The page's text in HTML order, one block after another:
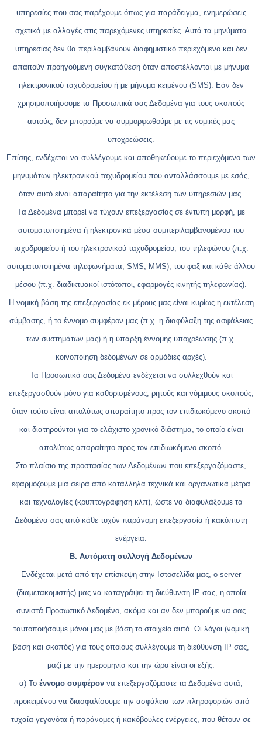
υπηρεσίες που σας παρέχουμε όπως για παράδειγμα, ενημερώσεις
σχετικά με αλλαγές στις παρεχόμενες υπηρεσίες. Αυτά τα μηνύματα
υπηρεσίας δεν θα περιλαμβάνουν διαφημιστικό περιεχόμενο και δεν
απαιτούν προηγούμενη συγκατάθεση όταν αποστέλλονται με μήνυμα
ηλεκτρονικού ταχυδρομείου ή με μήνυμα κειμένου (SMS). Εάν δεν
χρησιμοποιήσουμε τα Προσωπικά σας Δεδομένα για τους σκοπούς
αυτούς, δεν μπορούμε να συμμορφωθούμε με τις νομικές μας
υποχρεώσεις.
Επίσης, ενδέχεται να συλλέγουμε και αποθηκεύουμε το περιεχόμενο των
μηνυμάτων ηλεκτρονικού ταχυδρομείου που ανταλλάσσουμε με εσάς,
όταν αυτό είναι απαραίτητο για την εκτέλεση των υπηρεσιών μας.
Τα Δεδομένα μπορεί να τύχουν επεξεργασίας σε έντυπη μορφή, με
αυτοματοποιημένα ή ηλεκτρονικά μέσα συμπεριλαμβανομένου του
ταχυδρομείου ή του ηλεκτρονικού ταχυδρομείου, του τηλεφώνου (π.χ.
αυτοματοποιημένα τηλεφωνήματα, SMS, MMS), του φαξ και κάθε άλλου
μέσου (π.χ. διαδικτυακοί ιστότοποι, εφαρμογές κινητής τηλεφωνίας).
Η νομική βάση της επεξεργασίας εκ μέρους μας είναι κυρίως η εκτέλεση
σύμβασης, ή το έννομο συμφέρον μας (π.χ. η διαφύλαξη της ασφάλειας
των συστημάτων μας) ή η ύπαρξη έννομης υποχρέωσης (π.χ.
κοινοποίηση δεδομένων σε αρμόδιες αρχές).
Τα Προσωπικά σας Δεδομένα ενδέχεται να συλλεχθούν και
επεξεργασθούν μόνο για καθορισμένους, ρητούς και νόμιμους σκοπούς,
όταν τούτο είναι απολύτως απαραίτητο προς τον επιδιωκόμενο σκοπό
και διατηρούνται για το ελάχιστο χρονικό διάστημα, το οποίο είναι
απολύτως απαραίτητο προς τον επιδιωκόμενο σκοπό.
Στο πλαίσιο της προστασίας των Δεδομένων που επεξεργαζόμαστε,
εφαρμόζουμε μία σειρά από κατάλληλα τεχνικά και οργανωτικά μέτρα
και τεχνολογίες (κρυπτογράφηση κλπ), ώστε να διαφυλάξουμε τα
Δεδομένα σας από κάθε τυχόν παράνομη επεξεργασία ή κακόπιστη
ενέργεια.
Β. Αυτόματη συλλογή Δεδομένων
Ενδέχεται μετά από την επίσκεψη στην Ιστοσελίδα μας, ο server
(διαμετακομιστής) μας να καταγράψει τη διεύθυνση IP σας, η οποία
συνιστά Προσωπικό Δεδομένο, ακόμα και αν δεν μπορούμε να σας
ταυτοποιήσουμε μόνοι μας με βάση το στοιχείο αυτό. Οι λόγοι (νομική
βάση και σκοπός) για τους οποίους συλλέγουμε τη διεύθυνση IP σας,
μαζί με την ημερομηνία και την ώρα είναι οι εξής:
α) Το έννομο συμφέρον να επεξεργαζόμαστε τα Δεδομένα αυτά,
προκειμένου να διασφαλίσουμε την ασφάλεια των πληροφοριών από
τυχαία γεγονότα ή παράνομες ή κακόβουλες ενέργειες, που θέτουν σε